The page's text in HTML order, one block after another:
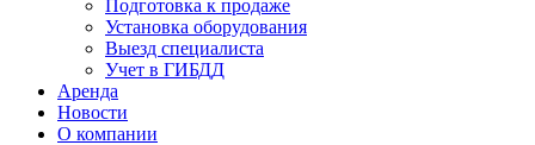
Подготовка к продаже
Установка оборудования
Выезд специалиста
Учет в ГИБДД
Аренда
Новости
О компании